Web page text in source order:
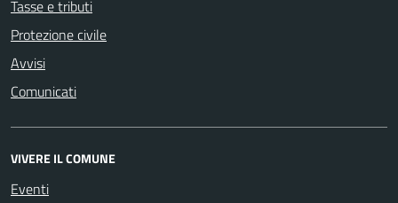
Tasse e tributi
Protezione civile
Avvisi
Comunicati
VIVERE IL COMUNE
Eventi